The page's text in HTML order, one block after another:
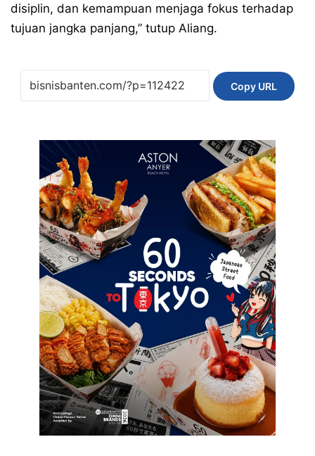
disiplin, dan kemampuan menjaga fokus terhadap
tujuan jangka panjang,” tutup Aliang.
Copy URL